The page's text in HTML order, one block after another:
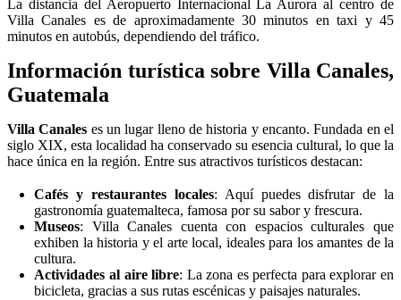
La distancia del Aeropuerto Internacional La Aurora al centro de
Villa Canales es de aproximadamente 30 minutos en taxi y 45
minutos en autobús, dependiendo del tráfico.
Información turística sobre Villa Canales,
Guatemala
Villa Canales es un lugar lleno de historia y encanto. Fundada en el
siglo XIX, esta localidad ha conservado su esencia cultural, lo que la
hace única en la región. Entre sus atractivos turísticos destacan:
Cafés y restaurantes locales: Aquí puedes disfrutar de la
gastronomía guatemalteca, famosa por su sabor y frescura.
Museos: Villa Canales cuenta con espacios culturales que
exhiben la historia y el arte local, ideales para los amantes de la
cultura.
Actividades al aire libre: La zona es perfecta para explorar en
bicicleta, gracias a sus rutas escénicas y paisajes naturales.